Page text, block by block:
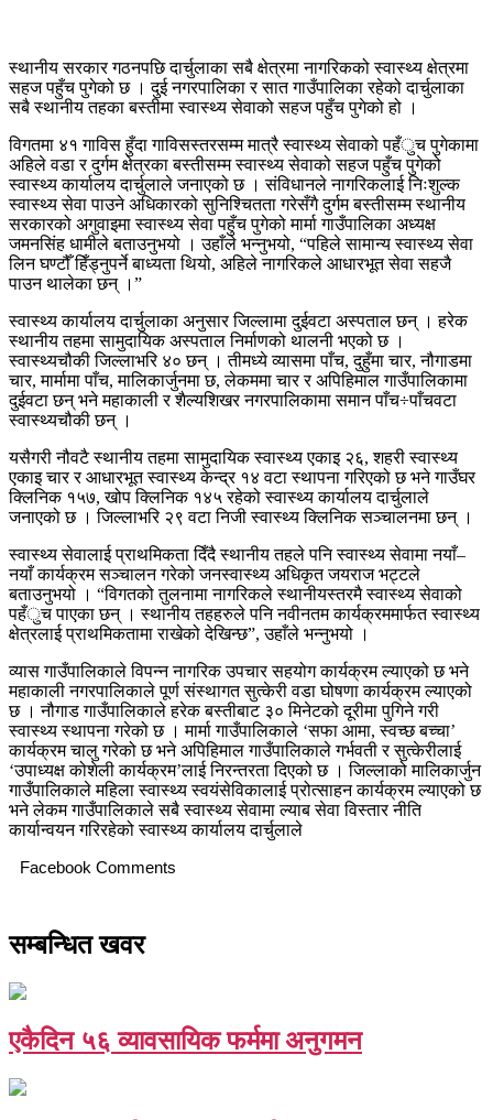
स्थानीय सरकार गठनपछि दार्चुलाका सबै क्षेत्रमा नागरिकको स्वास्थ्य क्षेत्रमा
सहज पहुँच पुगेको छ । दुई नगरपालिका र सात गाउँपालिका रहेको दार्चुलाका
सबै स्थानीय तहका बस्तीमा स्वास्थ्य सेवाको सहज पहुँच पुगेको हो ।
विगतमा ४१ गाविस हुँदा गाविसस्तरसम्म मात्रै स्वास्थ्य सेवाको पहँुच पुगेकामा
अहिले वडा र दुर्गम क्षेत्रका बस्तीसम्म स्वास्थ्य सेवाको सहज पहुँच पुगेको
स्वास्थ्य कार्यालय दार्चुलाले जनाएको छ । संविधानले नागरिकलाई निःशुल्क
स्वास्थ्य सेवा पाउने अधिकारको सुनिश्चितता गरेसँगै दुर्गम बस्तीसम्म स्थानीय
सरकारको अगुवाइमा स्वास्थ्य सेवा पहुँच पुगेको मार्मा गाउँपालिका अध्यक्ष
जमनसिंह धामीले बताउनुभयो । उहाँले भन्नुभयो, “पहिले सामान्य स्वास्थ्य सेवा
लिन घण्टौँ हिँड्नुपर्ने बाध्यता थियो, अहिले नागरिकले आधारभूत सेवा सहजै
पाउन थालेका छन् ।”
स्वास्थ्य कार्यालय दार्चुलाका अनुसार जिल्लामा दुईवटा अस्पताल छन् । हरेक
स्थानीय तहमा सामुदायिक अस्पताल निर्माणको थालनी भएको छ ।
स्वास्थ्यचौकी जिल्लाभरि ४० छन् । तीमध्ये व्यासमा पाँच, दुहुँमा चार, नौगाडमा
चार, मार्मामा पाँच, मालिकार्जुनमा छ, लेकममा चार र अपिहिमाल गाउँपालिकामा
दुईवटा छन् भने महाकाली र शैल्यशिखर नगरपालिकामा समान पाँच÷पाँचवटा
स्वास्थ्यचौकी छन् ।
यसैगरी नौवटै स्थानीय तहमा सामुदायिक स्वास्थ्य एकाइ २६, शहरी स्वास्थ्य
एकाइ चार र आधारभूत स्वास्थ्य केन्द्र १४ वटा स्थापना गरिएको छ भने गाउँघर
क्लिनिक १५७, खोप क्लिनिक १४५ रहेको स्वास्थ्य कार्यालय दार्चुलाले
जनाएको छ । जिल्लाभरि २९ वटा निजी स्वास्थ्य क्लिनिक सञ्चालनमा छन् ।
स्वास्थ्य सेवालाई प्राथमिकता दिँदै स्थानीय तहले पनि स्वास्थ्य सेवामा नयाँ–
नयाँ कार्यक्रम सञ्चालन गरेको जनस्वास्थ्य अधिकृत जयराज भट्टले
बताउनुभयो । “विगतको तुलनामा नागरिकले स्थानीयस्तरमै स्वास्थ्य सेवाको
पहँुच पाएका छन् । स्थानीय तहहरुले पनि नवीनतम कार्यक्रममार्फत स्वास्थ्य
क्षेत्रलाई प्राथमिकतामा राखेको देखिन्छ”, उहाँले भन्नुभयो ।
व्यास गाउँपालिकाले विपन्न नागरिक उपचार सहयोग कार्यक्रम ल्याएको छ भने
महाकाली नगरपालिकाले पूर्ण संस्थागत सुत्केरी वडा घोषणा कार्यक्रम ल्याएको
छ । नौगाड गाउँपालिकाले हरेक बस्तीबाट ३० मिनेटको दूरीमा पुगिने गरी
स्वास्थ्य स्थापना गरेको छ । मार्मा गाउँपालिकाले ‘सफा आमा, स्वच्छ बच्चा’
कार्यक्रम चालु गरेको छ भने अपिहिमाल गाउँपालिकाले गर्भवती र सुत्केरीलाई
‘उपाध्यक्ष कोशेली कार्यक्रम’लाई निरन्तरता दिएको छ । जिल्लाको मालिकार्जुन
गाउँपालिकाले महिला स्वास्थ्य स्वयंसेविकालाई प्रोत्साहन कार्यक्रम ल्याएको छ
भने लेकम गाउँपालिकाले सबै स्वास्थ्य सेवामा ल्याब सेवा विस्तार नीति
कार्यान्वयन गरिरहेको स्वास्थ्य कार्यालय दार्चुलाले
Facebook Comments
सम्बन्धित खवर
एकैदिन ५६ व्यावसायिक फर्ममा अनुगमन